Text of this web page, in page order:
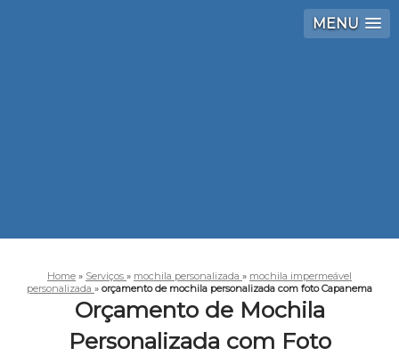
MENU
Home » Serviços » mochila personalizada » mochila impermeável
personalizada » orçamento de mochila personalizada com foto Capanema
Orçamento de Mochila
Personalizada com Foto